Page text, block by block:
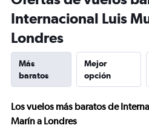
Internacional Luis
Londres
Más
baratos
Mejor
opción
Los vuelos más baratos de
Marín a Londres